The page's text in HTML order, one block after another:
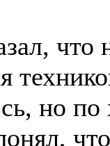
что
но